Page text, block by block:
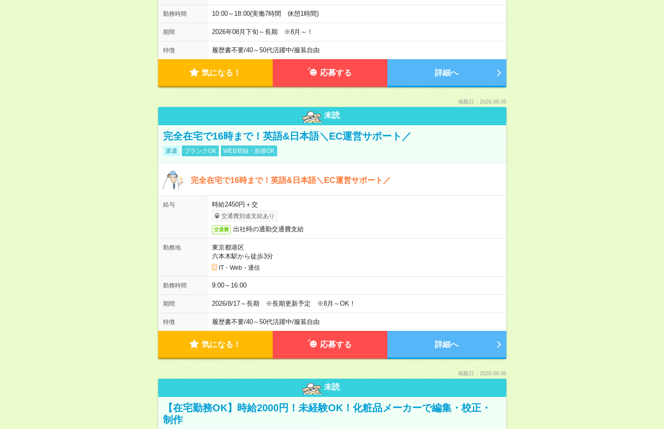
勤務時間 10:00～18:00(実働7時間 休憩1時間)
期間 2026年08月下旬～長期 ※8月～！
特徴 履歴書不要/40～50代活躍中/服装自由
気になる！ 応募する 詳細へ
掲載日：2026.08.05
未読
完全在宅で16時まで！英語&日本語＼EC運営サポート／
派遣 ブランクOK WEB登録・面接OK
完全在宅で16時まで！英語&日本語＼EC運営サポート／
給与 時給2450円＋交
交通費別途支給あり
交通費 出社時の通勤交通費支給
勤務地
東京都港区
六本木駅から徒歩3分
IT・Web・通信
勤務時間 9:00～16:00
期間 2026/8/17～長期 ※長期更新予定 ※8月～OK！
特徴 履歴書不要/40～50代活躍中/服装自由
気になる！ 応募する 詳細へ
掲載日：2026.08.06
未読
【在宅勤務OK】時給2000円！未経験OK！化粧品メーカーで編集・校正・
制作